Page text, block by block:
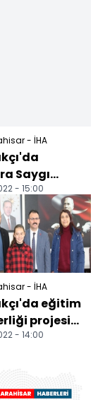
- İHA
Saygı
etkinliği
- 15:00
- İHA
eğitim
projesi
ediyor
- 14:00